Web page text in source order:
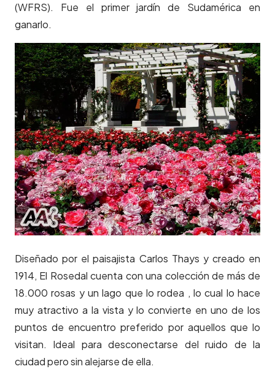
(WFRS). Fue el primer jardín de Sudamérica en
ganarlo.
Diseñado por el paisajista Carlos Thays y creado en
1914, El Rosedal cuenta con una colección de más de
18.000 rosas y un lago que lo rodea , lo cual lo hace
muy atractivo a la vista y lo convierte en uno de los
puntos de encuentro preferido por aquellos que lo
visitan. Ideal para desconectarse del ruido de la
ciudad pero sin alejarse de ella.